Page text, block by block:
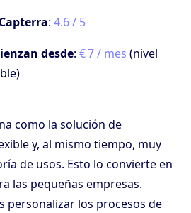
: 4.6 / 5
desde: € 7 / mes (nivel
como la solución de
y, al mismo tiempo, muy
de usos. Esto lo convierte en
las pequeñas empresas.
personalizar los procesos de